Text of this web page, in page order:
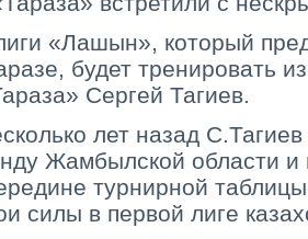
«Лашын», который
будет тренировать
Сергей Тагиев.
лет назад
Жамбылской области и
турнирной
силы в первой лиге